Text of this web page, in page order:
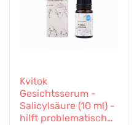
Kvitok
Gesichtsserum -
Salicylsäure (10 ml) -
hilft problematischer